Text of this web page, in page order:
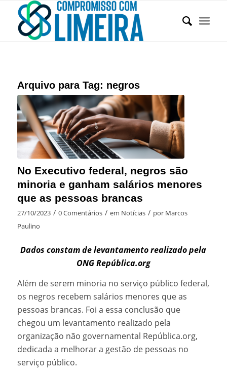
Arquivo para Tag: negros
No Executivo federal, negros são
minoria e ganham salários menores
que as pessoas brancas
27/10/2023 / 0 Comentários / em Notícias / por Marcos
Paulino
Dados constam de levantamento realizado pela
ONG República.org
Além de serem minoria no serviço público federal,
os negros recebem salários menores que as
pessoas brancas. Foi a essa conclusão que
chegou um levantamento realizado pela
organização não governamental República.org,
dedicada a melhorar a gestão de pessoas no
serviço público.